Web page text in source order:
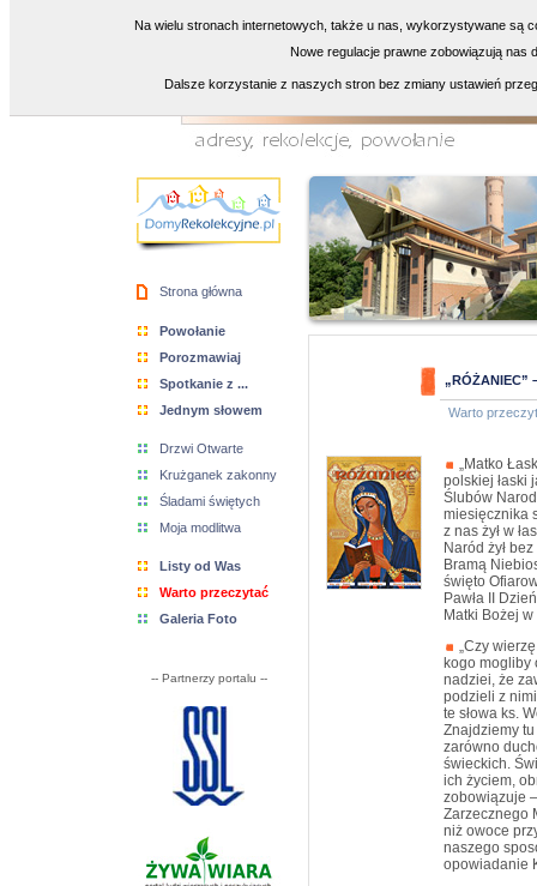
Strona główna
Powołanie
Porozmawiaj
Spotkanie z ...
Jednym słowem
Drzwi Otwarte
Krużganek zakonny
Śladami świętych
Moja modlitwa
Listy od Was
Warto przeczytać
Galeria Foto
-- Partnerzy portalu --
„RÓŻANIEC”
Warto
„Matko
polskiej łaski
Ślubów
miesięcznika
z nas żył w
Naród żył
Bramą
święto
Pawła II
Matki Bożej
„Czy
kogo mogliby
nadziei, że
podzieli z
te słowa ks.
Znajdziemy
zarówno
świeckich.
ich życiem,
zobowiązuje
Zarzecznego
niż owoce
naszego
opowiadanie
Na wielu stronach internetowych, także u nas, wykorzystywane są
Nowe regulacje prawne zobowiązują nas
Dalsze korzystanie z naszych stron bez zmiany ustawień